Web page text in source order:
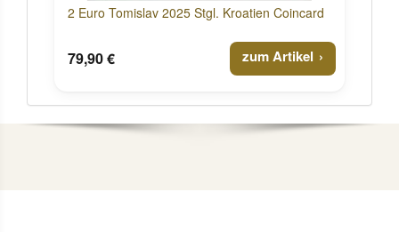
2 Euro Tomislav 2025 Stgl. Kroatien Coincard
79,90 € zum Artikel